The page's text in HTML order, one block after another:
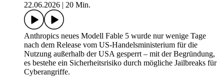
22.06.2026
20 Min.
Anthropics neues Modell Fable 5 wurde nur wenige Tage
nach dem Release vom US-Handelsministerium für die
Nutzung außerhalb der USA gesperrt – mit der Begründung,
es bestehe ein Sicherheitsrisiko durch mögliche Jailbreaks für
Cyberangriffe.